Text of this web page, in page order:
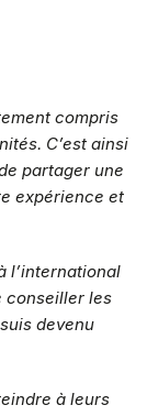
compris
C’est ainsi
partager une
expérience et
l’international
conseiller les
devenu
à leurs